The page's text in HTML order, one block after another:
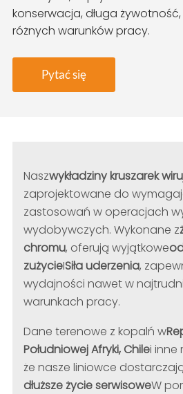
konserwacja, długa
różnych warunków pracy.
Pytać się
Naszwykładziny kruszarek
zaprojektowane do
zastosowań w operacjach
wydobywczych. Wykonane z
chromu, oferują wyjątkowe
zużycieISiła uderzenia,
wydajności nawet w
warunkach pracy.
Dane terenowe z kopalń w
Południowej Afryki, Chilei inne
że nasze liniowce
dłuższe życie serwisoweW